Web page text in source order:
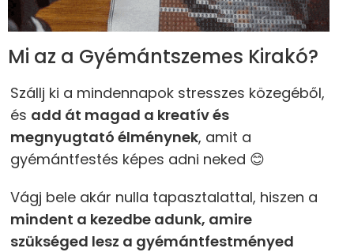
Mi az a Gyémántszemes Kirakó?
Szállj ki a mindennapok stresszes közegéből,
és add át magad a kreatív és
megnyugtató élménynek, amit a
gyémántfestés képes adni neked 😊
Vágj bele akár nulla tapasztalattal, hiszen a
mindent a kezedbe adunk, amire
szükséged lesz a gyémántfestményed